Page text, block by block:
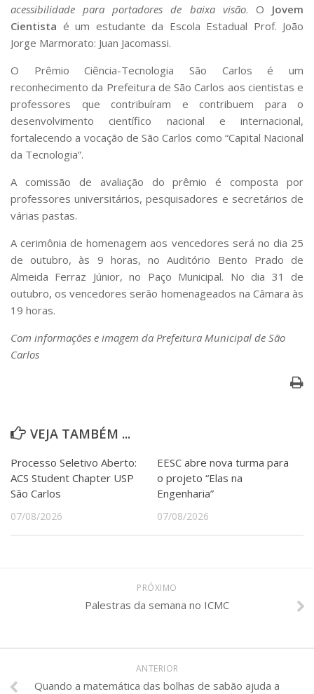
acessibilidade para portadores de baixa visão. O Jovem
Cientista é um estudante da Escola Estadual Prof. João
Jorge Marmorato: Juan Jacomassi.
O Prêmio Ciência-Tecnologia São Carlos é um
reconhecimento da Prefeitura de São Carlos aos cientistas e
professores que contribuíram e contribuem para o
desenvolvimento científico nacional e internacional,
fortalecendo a vocação de São Carlos como “Capital Nacional
da Tecnologia”.
A comissão de avaliação do prêmio é composta por
professores universitários, pesquisadores e secretários de
várias pastas.
A cerimônia de homenagem aos vencedores será no dia 25
de outubro, às 9 horas, no Auditório Bento Prado de
Almeida Ferraz Júnior, no Paço Municipal. No dia 31 de
outubro, os vencedores serão homenageados na Câmara às
19 horas.
Com informações e imagem da Prefeitura Municipal de São
Carlos
VEJA TAMBÉM ...
Processo Seletivo Aberto:
ACS Student Chapter USP
São Carlos
07/08/2026
EESC abre nova turma para
o projeto “Elas na
Engenharia”
07/08/2026
PRÓXIMO
Palestras da semana no ICMC
ANTERIOR
Quando a matemática das bolhas de sabão ajuda a